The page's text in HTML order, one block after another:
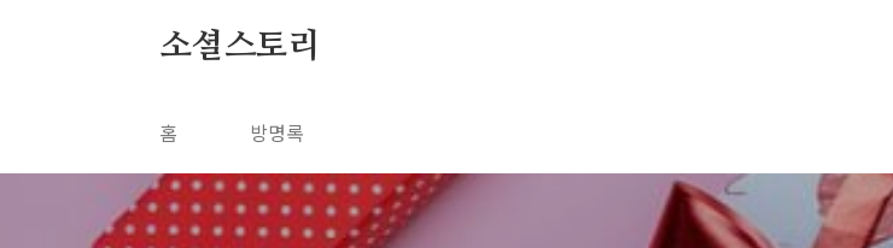
소셜스토리
홈 방명록